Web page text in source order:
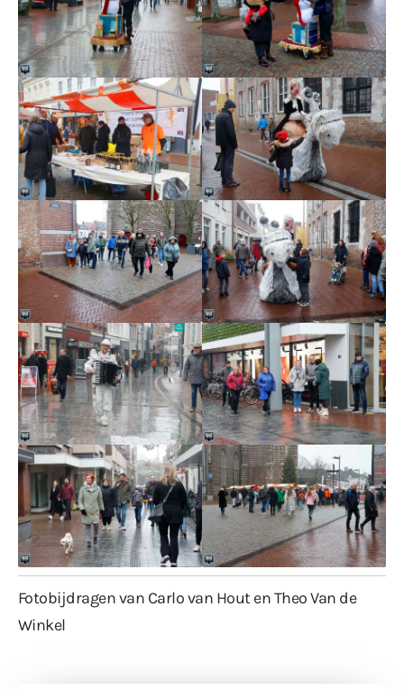
Fotobijdragen van Carlo van Hout en Theo Van de
Winkel